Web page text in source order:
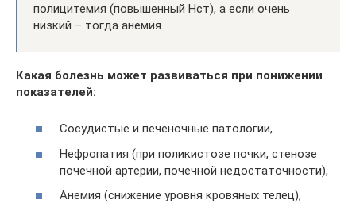
полицитемия (повышенный Нст), а если очень
низкий – тогда анемия.
Какая болезнь может развиваться при понижении
показателей:
Сосудистые и печеночные патологии,
Нефропатия (при поликистозе почки, стенозе
почечной артерии, почечной недостаточности),
Анемия (снижение уровня кровяных телец),